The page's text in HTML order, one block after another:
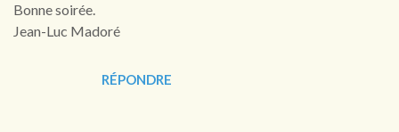
Bonne soirée.
Jean-Luc Madoré
RÉPONDRE